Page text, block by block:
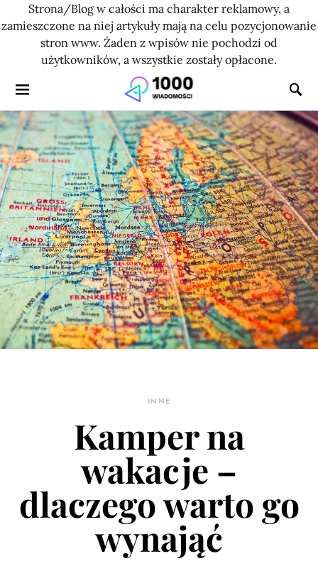
Strona/Blog w całości ma charakter reklamowy, a
zamieszczone na niej artykuły mają na celu pozycjonowanie
stron www. Żaden z wpisów nie pochodzi od
użytkowników, a wszystkie zostały opłacone.
INNE
Kamper na
wakacje –
dlaczego warto go
wynająć